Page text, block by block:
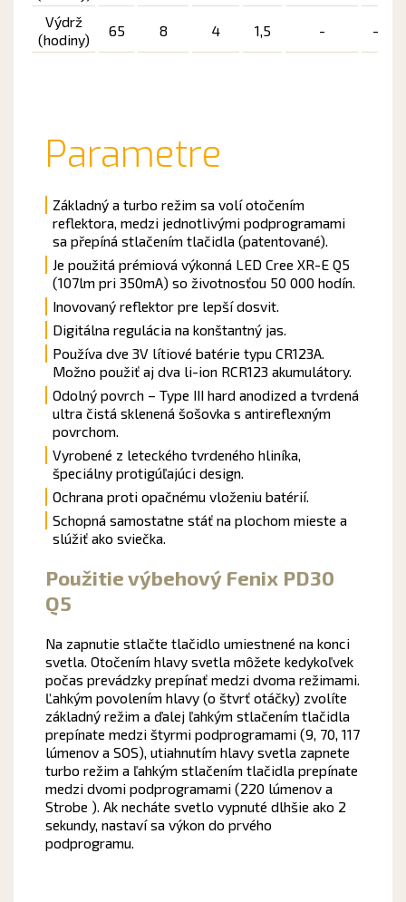
Výdrž
(hodiny)
65 8 4 1,5 - -
Parametre
Základný a turbo režim sa volí otočením
reflektora, medzi jednotlivými podprogramami
sa přepíná stlačením tlačidla (patentované).
Je použitá prémiová výkonná LED Cree XR-E Q5
(107lm pri 350mA) so životnosťou 50 000 hodín.
Inovovaný reflektor pre lepší dosvit.
Digitálna regulácia na konštantný jas.
Používa dve 3V lítiové batérie typu CR123A.
Možno použiť aj dva li-ion RCR123 akumulátory.
Odolný povrch – Type III hard anodized a tvrdená
ultra čistá sklenená šošovka s antireflexným
povrchom.
Vyrobené z leteckého tvrdeného hliníka,
špeciálny protigúľajúci design.
Ochrana proti opačnému vloženiu batérií.
Schopná samostatne stáť na plochom mieste a
slúžiť ako sviečka.
Použitie výbehový Fenix PD30
Q5
Na zapnutie stlačte tlačidlo umiestnené na konci
svetla. Otočením hlavy svetla môžete kedykoľvek
počas prevádzky prepínať medzi dvoma režimami.
Ľahkým povolením hlavy (o štvrť otáčky) zvolíte
základný režim a ďalej ľahkým stlačením tlačidla
prepínate medzi štyrmi podprogramami (9, 70, 117
lúmenov a SOS), utiahnutím hlavy svetla zapnete
turbo režim a ľahkým stlačením tlačidla prepínate
medzi dvomi podprogramami (220 lúmenov a
Strobe ). Ak necháte svetlo vypnuté dlhšie ako 2
sekundy, nastaví sa výkon do prvého
podprogramu.